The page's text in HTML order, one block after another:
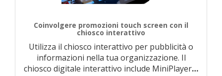
Coinvolgere promozioni touch screen con il
chiosco interattivo
Utilizza il chiosco interattivo per pubblicità o
informazioni nella tua organizzazione. Il
chiosco digitale interattivo include MiniPlayer…